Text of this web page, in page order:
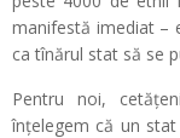
manifestă imediat –
ca tînărul stat să se
Pentru noi,
înțelegem că un